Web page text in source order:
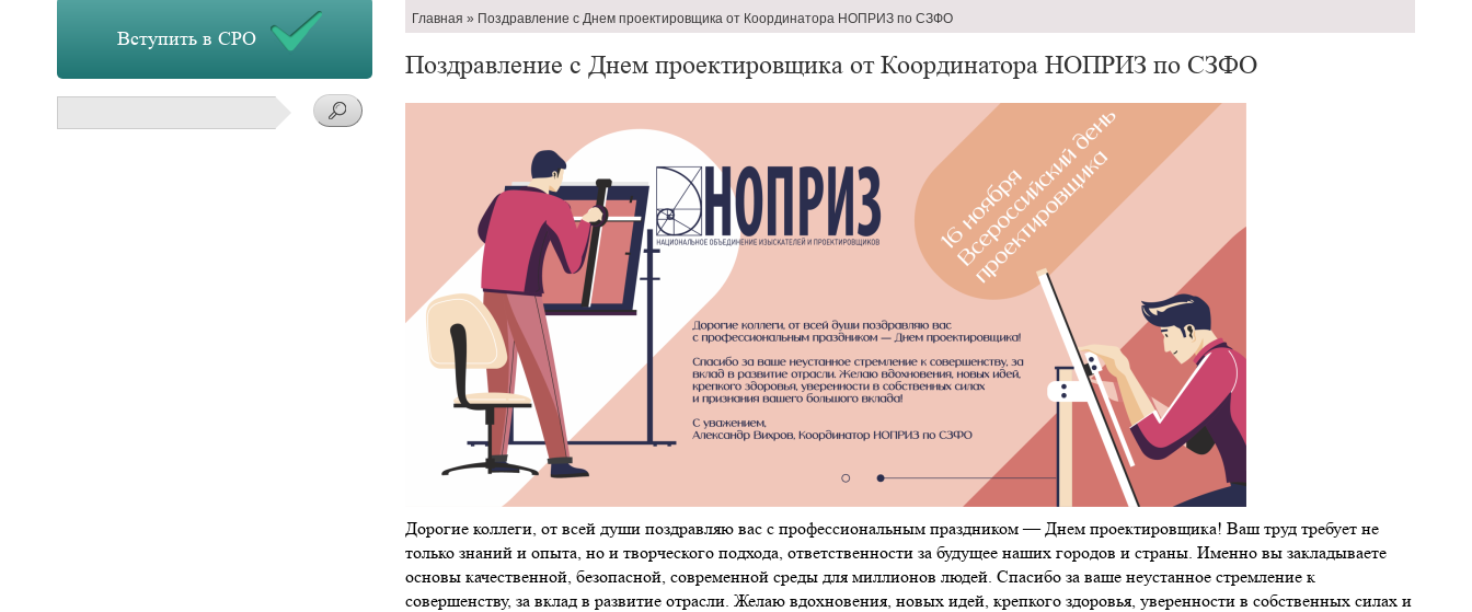
Вступить в СРО
Строка
навигации
Главная Поздравление с Днем проектировщика от Координатора НОПРИЗ по СЗФО
Поздравление с Днем проектировщика от Координатора НОПРИЗ по СЗФО
Дорогие коллеги, от всей души поздравляю вас с профессиональным праздником — Днем проектировщика! Ваш труд требует не
только знаний и опыта, но и творческого подхода, ответственности за будущее наших городов и страны. Именно вы закладываете
основы качественной, безопасной, современной среды для миллионов людей. Спасибо за ваше неустанное стремление к
совершенству, за вклад в развитие отрасли. Желаю вдохновения, новых идей, крепкого здоровья, уверенности в собственных силах и